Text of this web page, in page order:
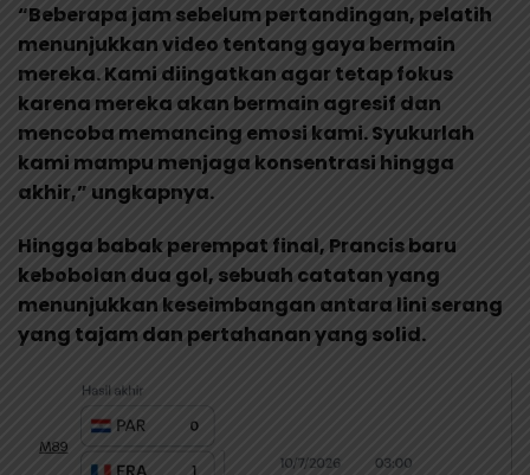
“Beberapa jam sebelum pertandingan, pelatih
menunjukkan video tentang gaya bermain
mereka. Kami diingatkan agar tetap fokus
karena mereka akan bermain agresif dan
mencoba memancing emosi kami. Syukurlah
kami mampu menjaga konsentrasi hingga
akhir,” ungkapnya.
Hingga babak perempat final, Prancis baru
kebobolan dua gol, sebuah catatan yang
menunjukkan keseimbangan antara lini serang
yang tajam dan pertahanan yang solid.